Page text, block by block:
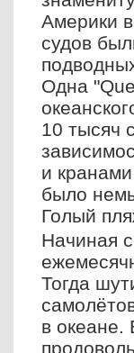
Америки
судов
Одна
10 тысяч
и
было
Голый
Начиная
Тогда
в океане.